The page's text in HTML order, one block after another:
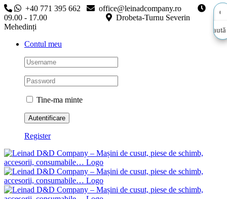
Skip
to
content
+40 771 395 662
office@leinadcompany.ro
09.00 - 17.00
Drobeta-Turnu Severin
Mehedinți
Contul meu
Tine-ma minte
Register
Caută
Caută